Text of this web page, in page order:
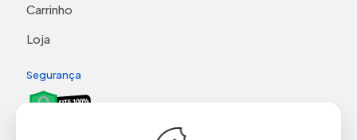
Carrinho
Loja
Segurança